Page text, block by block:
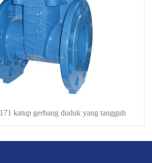
katup gerbang duduk yang tangguh